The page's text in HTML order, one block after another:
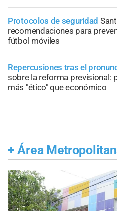
Protocolos de seguridad
recomendaciones para
fútbol móviles
Repercusiones tras el
sobre la reforma previsional:
más "ético" que económico
+ Área